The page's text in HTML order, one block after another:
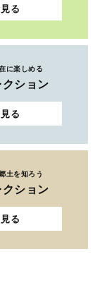
る
に楽しめる
ション
る
土を知ろう
ション
る